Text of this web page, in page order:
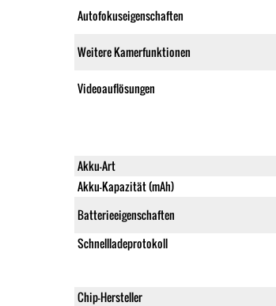
Autofokuseigenschaften
Weitere Kamerfunktionen
Videoauflösungen
Akku-Art
Akku-Kapazität (mAh)
Batterieeigenschaften
Schnellladeprotokoll
Chip-Hersteller